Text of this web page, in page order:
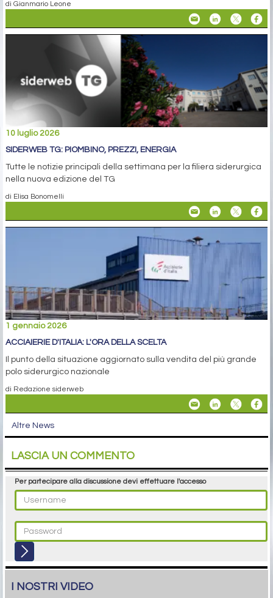
di Gianmario Leone
10 luglio 2026
SIDERWEB TG: PIOMBINO, PREZZI, ENERGIA
Tutte le notizie principali della settimana per la filiera siderurgica
nella nuova edizione del TG
di Elisa Bonomelli
1 gennaio 2026
ACCIAIERIE D'ITALIA: L'ORA DELLA SCELTA
Il punto della situazione aggiornato sulla vendita del più grande
polo siderurgico nazionale
di Redazione siderweb
Altre News
LASCIA UN COMMENTO
Per partecipare alla discussione devi effettuare l'accesso
I NOSTRI VIDEO